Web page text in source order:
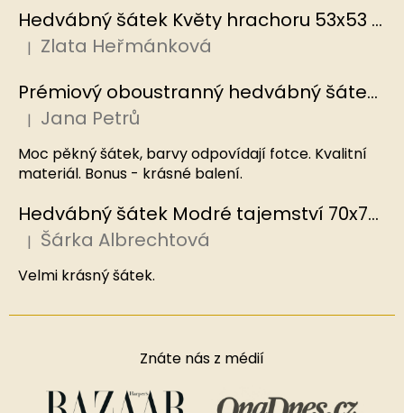
Hedvábný šátek Květy hrachoru 53x53 cm v dárkovém balení, HEDVÁBNÝ SVĚT
Hodnocení produktu je 5 z 5 hvězdiček.
| Zlata Heřmánková
Prémiový oboustranný hedvábný šátek Mořský korál, MB
Hodnocení produktu je 5 z 5 hvězdiček.
| Jana Petrů
Moc pěkný šátek, barvy odpovídají fotce. Kvalitní
materiál. Bonus - krásné balení.
Hedvábný šátek Modré tajemství 70x70 cm v dárkovém balení, HEDVÁBNÝ SVĚT
Hodnocení produktu je 5 z 5 hvězdiček.
| Šárka Albrechtová
Velmi krásný šátek.
Znáte nás z médií